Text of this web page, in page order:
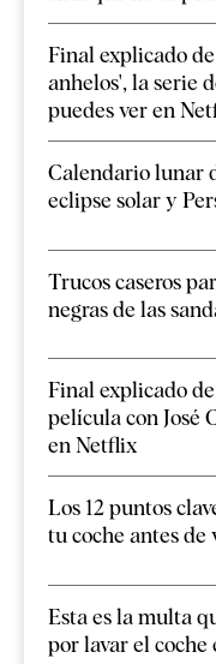
Final explicado
anhelos', la serie
puedes ver en
Calendario lunar
eclipse solar y
Trucos caseros
negras de las
Final explicado
película con José
en Netflix
Los 12 puntos
tu coche antes de
Esta es la multa
por lavar el coche